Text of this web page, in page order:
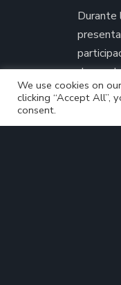
Durante
Para
We use cookies on
clicking “Accept All”,
consent.